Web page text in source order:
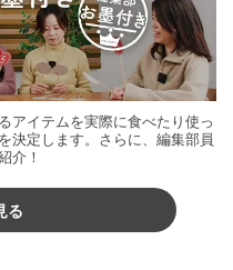
アイテムを実際に食べたり使っ
決定します。さらに、編集部員
介！
る